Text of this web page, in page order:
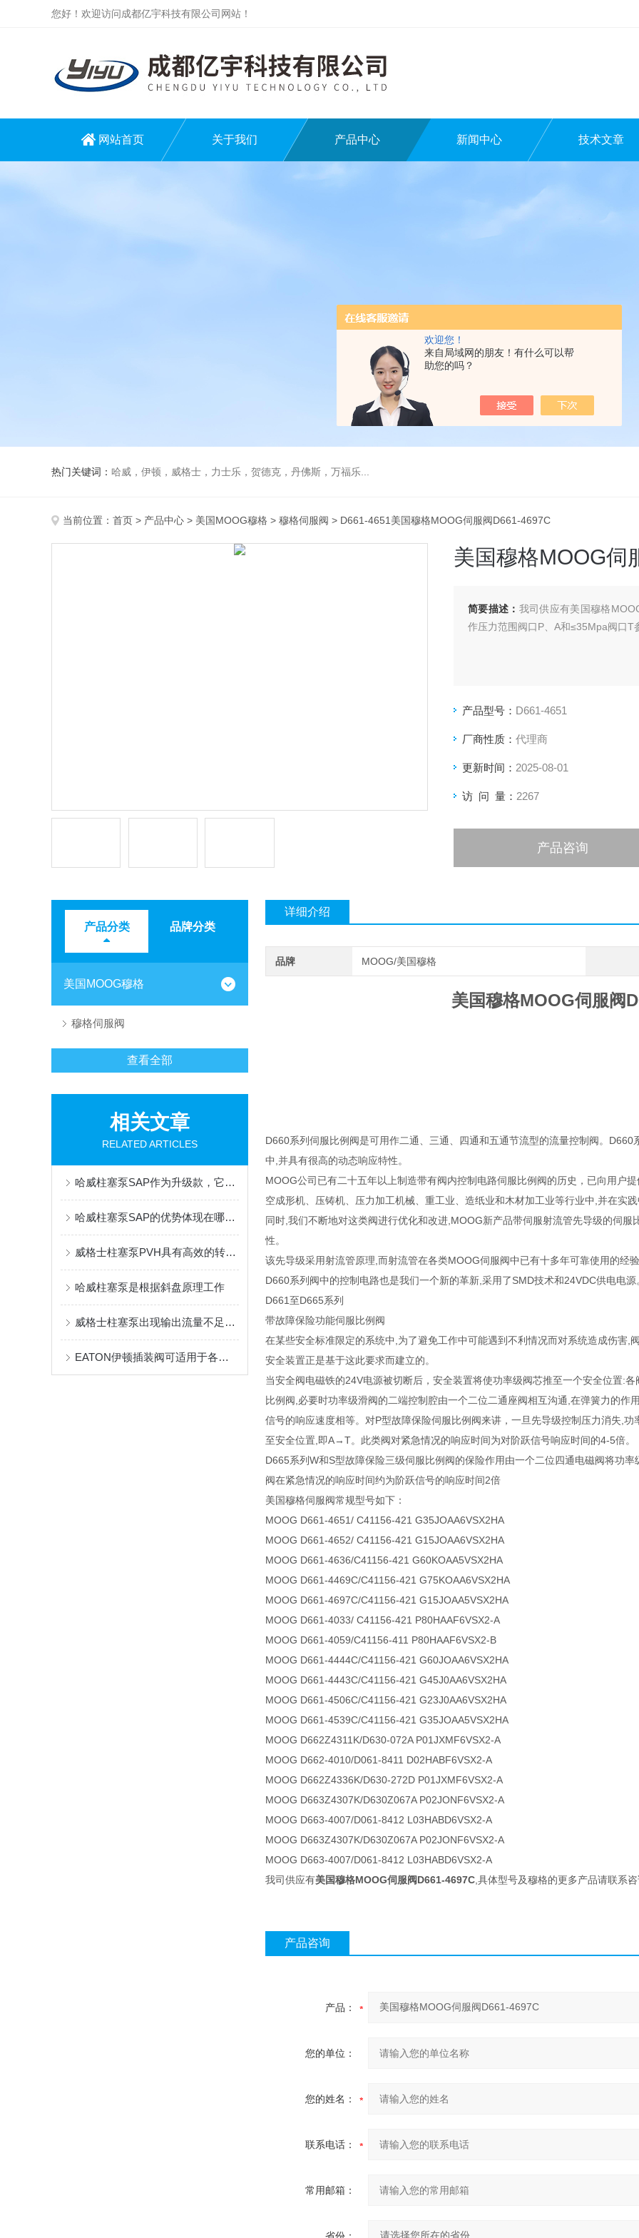
欢迎您！
来自局域网的朋友！有什么可以帮
助您的吗？
您好！欢迎访问成都亿宇科技有限公司网站！
网站首页 关于我们 产品中心 新闻中心 技术文章
热门关键词： 哈威，伊顿，威格士，力士乐，贺德克，丹佛斯，万福乐...
当前位置： 首页 > 产品中心 > 美国MOOG穆格 > 穆格伺服阀 > D661-4651美国穆格MOOG伺服阀D661-4697C
美国穆格MOOG伺
简要描述： 我司供应有美国穆格
作压力范围阀口P、A和≤35Mpa阀口T
产品型号： D661-4651
厂商性质： 代理商
更新时间： 2025-08-01
访 问 量： 2267
产品咨询
产品分类 品牌分类
美国MOOG穆格
穆格伺服阀
查看全部
相关文章
RELATED ARTICLES
哈威柱塞泵SAP作为升级款，它的优势和特点有很多
哈威柱塞泵SAP的优势体现在哪些方面？
威格士柱塞泵PVH具有高效的转换效率和较低的能耗
哈威柱塞泵是根据斜盘原理工作
威格士柱塞泵出现输出流量不足或不输出油液时的处理方法
EATON伊顿插装阀可适用于各种高压大流量系统
详细介绍
品牌 MOOG/美国穆格
美国穆格MOOG伺服阀
D660系列伺服比例阀是可用作二通、三通、四通和五通节流型的流量控制阀。
中,并具有很高的动态响应特性。
MOOG公司已有二十五年以上制造带有阀内控制电路伺服比例阀的历史，已向用户
空成形机、压铸机、压力加工机械、重工业、造纸业和木材加工业等行业中,并在实
同时,我们不断地对这类阀进行优化和改进,MOOG新产品带伺服射流管先导级的伺
性。
该先导级采用射流管原理,而射流管在各类MOOG伺服阀中已有十多年可靠使用的经
D660系列阀中的控制电路也是我们一个新的革新,采用了SMD技术和24VDC供电电源
D661至D665系列
带故障保险功能伺服比例阀
在某些安全标准限定的系统中,为了避免工作中可能遇到不利情况而对系统造成伤害,
安全装置正是基于这此要求而建立的。
当安全阀电磁铁的24V电源被切断后，安全装置将使功率级阀芯推至一个安全位置:
比例阀,必要时功率级滑阀的二端控制腔由一个二位二通座阀相互沟通,在弹簧力的
信号的响应速度相等。对Р型故障保险伺服比例阀来讲，一旦先导级控制压力消失,
至安全位置,即A→T。此类阀对紧急情况的响应时间为对阶跃信号响应时间的4-5倍。
D665系列W和S型故障保险三级伺服比例阀的保险作用由一个二位四通电磁阀将功
阀在紧急情况的响应时间约为阶跃信号的响应时间2倍
美国穆格伺服阀常规型号如下：
MOOG D661-4651/ C41156-421 G35JOAA6VSX2HA
MOOG D661-4652/ C41156-421 G15JOAA6VSX2HA
MOOG D661-4636/C41156-421 G60KOAA5VSX2HA
MOOG D661-4469C/C41156-421 G75KOAA6VSX2HA
MOOG D661-4697C/C41156-421 G15JOAA5VSX2HA
MOOG D661-4033/ C41156-421 P80HAAF6VSX2-A
MOOG D661-4059/C41156-411 P80HAAF6VSX2-B
MOOG D661-4444C/C41156-421 G60JOAA6VSX2HA
MOOG D661-4443C/C41156-421 G45J0AA6VSX2HA
MOOG D661-4506C/C41156-421 G23J0AA6VSX2HA
MOOG D661-4539C/C41156-421 G35JOAA5VSX2HA
MOOG D662Z4311K/D630-072A P01JXMF6VSX2-A
MOOG D662-4010/D061-8411 D02HABF6VSX2-A
MOOG D662Z4336K/D630-272D P01JXMF6VSX2-A
MOOG D663Z4307K/D630Z067A P02JONF6VSX2-A
MOOG D663-4007/D061-8412 L03HABD6VSX2-A
MOOG D663Z4307K/D630Z067A P02JONF6VSX2-A
MOOG D663-4007/D061-8412 L03HABD6VSX2-A
我司供应有美国穆格MOOG伺服阀D661-4697C ,具体型号及穆格的更多产品请联系
产品咨询
产品：
您的单位：
您的姓名：
联系电话：
常用邮箱：